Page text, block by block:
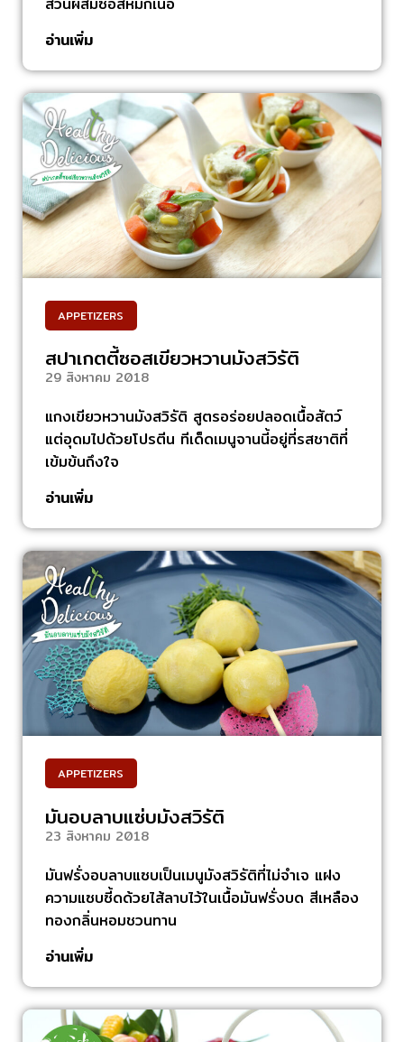
อ่านเพิ่ม
APPETIZERS
สปาเกตตี้ซอสเขียวหวานมังสวิรัติ
29 สิงหาคม 2018
แกงเขียวหวานมังสวิรัติ สูตรอร่อยปลอดเนื้อสัตว์
แต่อุดมไปด้วยโปรตีน ทีเด็ดเมนูจานนี้อยู่ที่รสชาติที่
เข้มข้นถึงใจ
อ่านเพิ่ม
APPETIZERS
มันอบลาบแซ่บมังสวิรัติ
23 สิงหาคม 2018
มันฟรั่งอบลาบแซบเป็นเมนูมังสวิรัติที่ไม่จำเจ แฝง
ความแซบซี้ดด้วยไส้ลาบไว้ในเนื้อมันฟรั่งบด สีเหลือง
ทองกลิ่นหอมชวนทาน
อ่านเพิ่ม